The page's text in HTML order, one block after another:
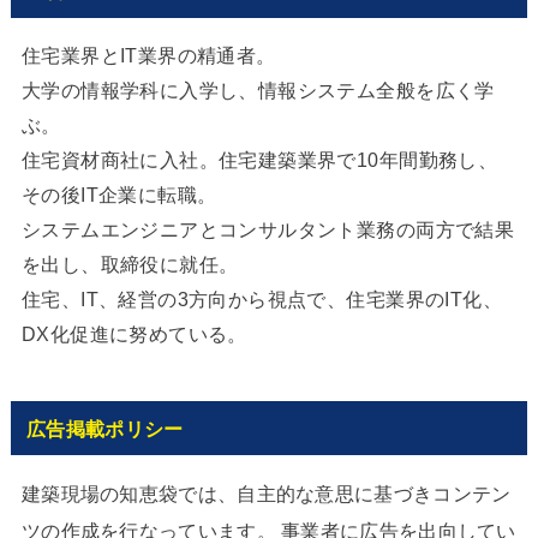
住宅業界とIT業界の精通者。
大学の情報学科に入学し、情報システム全般を広く学
ぶ。
住宅資材商社に入社。住宅建築業界で10年間勤務し、
その後IT企業に転職。
システムエンジニアとコンサルタント業務の両方で結果
を出し、取締役に就任。
住宅、IT、経営の3方向から視点で、住宅業界のIT化、
DX化促進に努めている。
広告掲載ポリシー
建築現場の知恵袋では、自主的な意思に基づきコンテン
ツの作成を行なっています。 事業者に広告を出向してい